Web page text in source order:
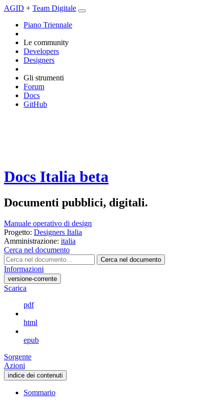
AGID + Team Digitale
Piano Triennale
Le community
Developers
Designers
Gli strumenti
Forum
Docs
GitHub
Docs Italia beta
Documenti pubblici, digitali.
Manuale operativo di design
Progetto: Designers Italia
Amministrazione: italia
Cerca nel documento
Cerca nel documento
Informazioni
versione-corrente
Scarica
pdf
html
epub
Sorgente
Azioni
indice dei contenuti
Sommario